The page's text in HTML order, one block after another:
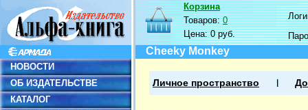
НОВОСТИ
ОБ ИЗДАТЕЛЬСТВЕ
КАТАЛОГ
Корзина
Товаров:0
Цена:0 руб.
Cheeky Monkey
Личное пространство